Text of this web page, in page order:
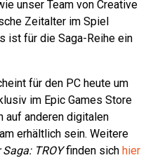
unser Team von Creative
Zeitalter im Spiel
ist für die Saga-Reihe ein
für den PC heute um
im Epic Games Store
auf anderen digitalen
erhältlich sein. Weitere
TROYfinden sich hier